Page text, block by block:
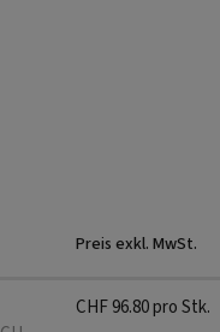
Preis exkl. MwSt.
CHF96.80pro Stk.